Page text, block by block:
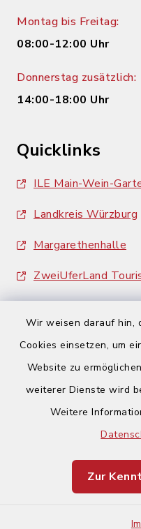
Wir weisen darauf hin,
Cookies einsetzen, um
Website zu
weiterer Dienste wird
Weitere
Zur
Montag bis Freitag:
08:00-12:00 Uhr
Donnerstag zusätzlich:
14:00-18:00 Uhr
Quicklinks
ILE Main-Wein-
Landkreis Würzburg
Margarethenhalle
ZweiUferLand